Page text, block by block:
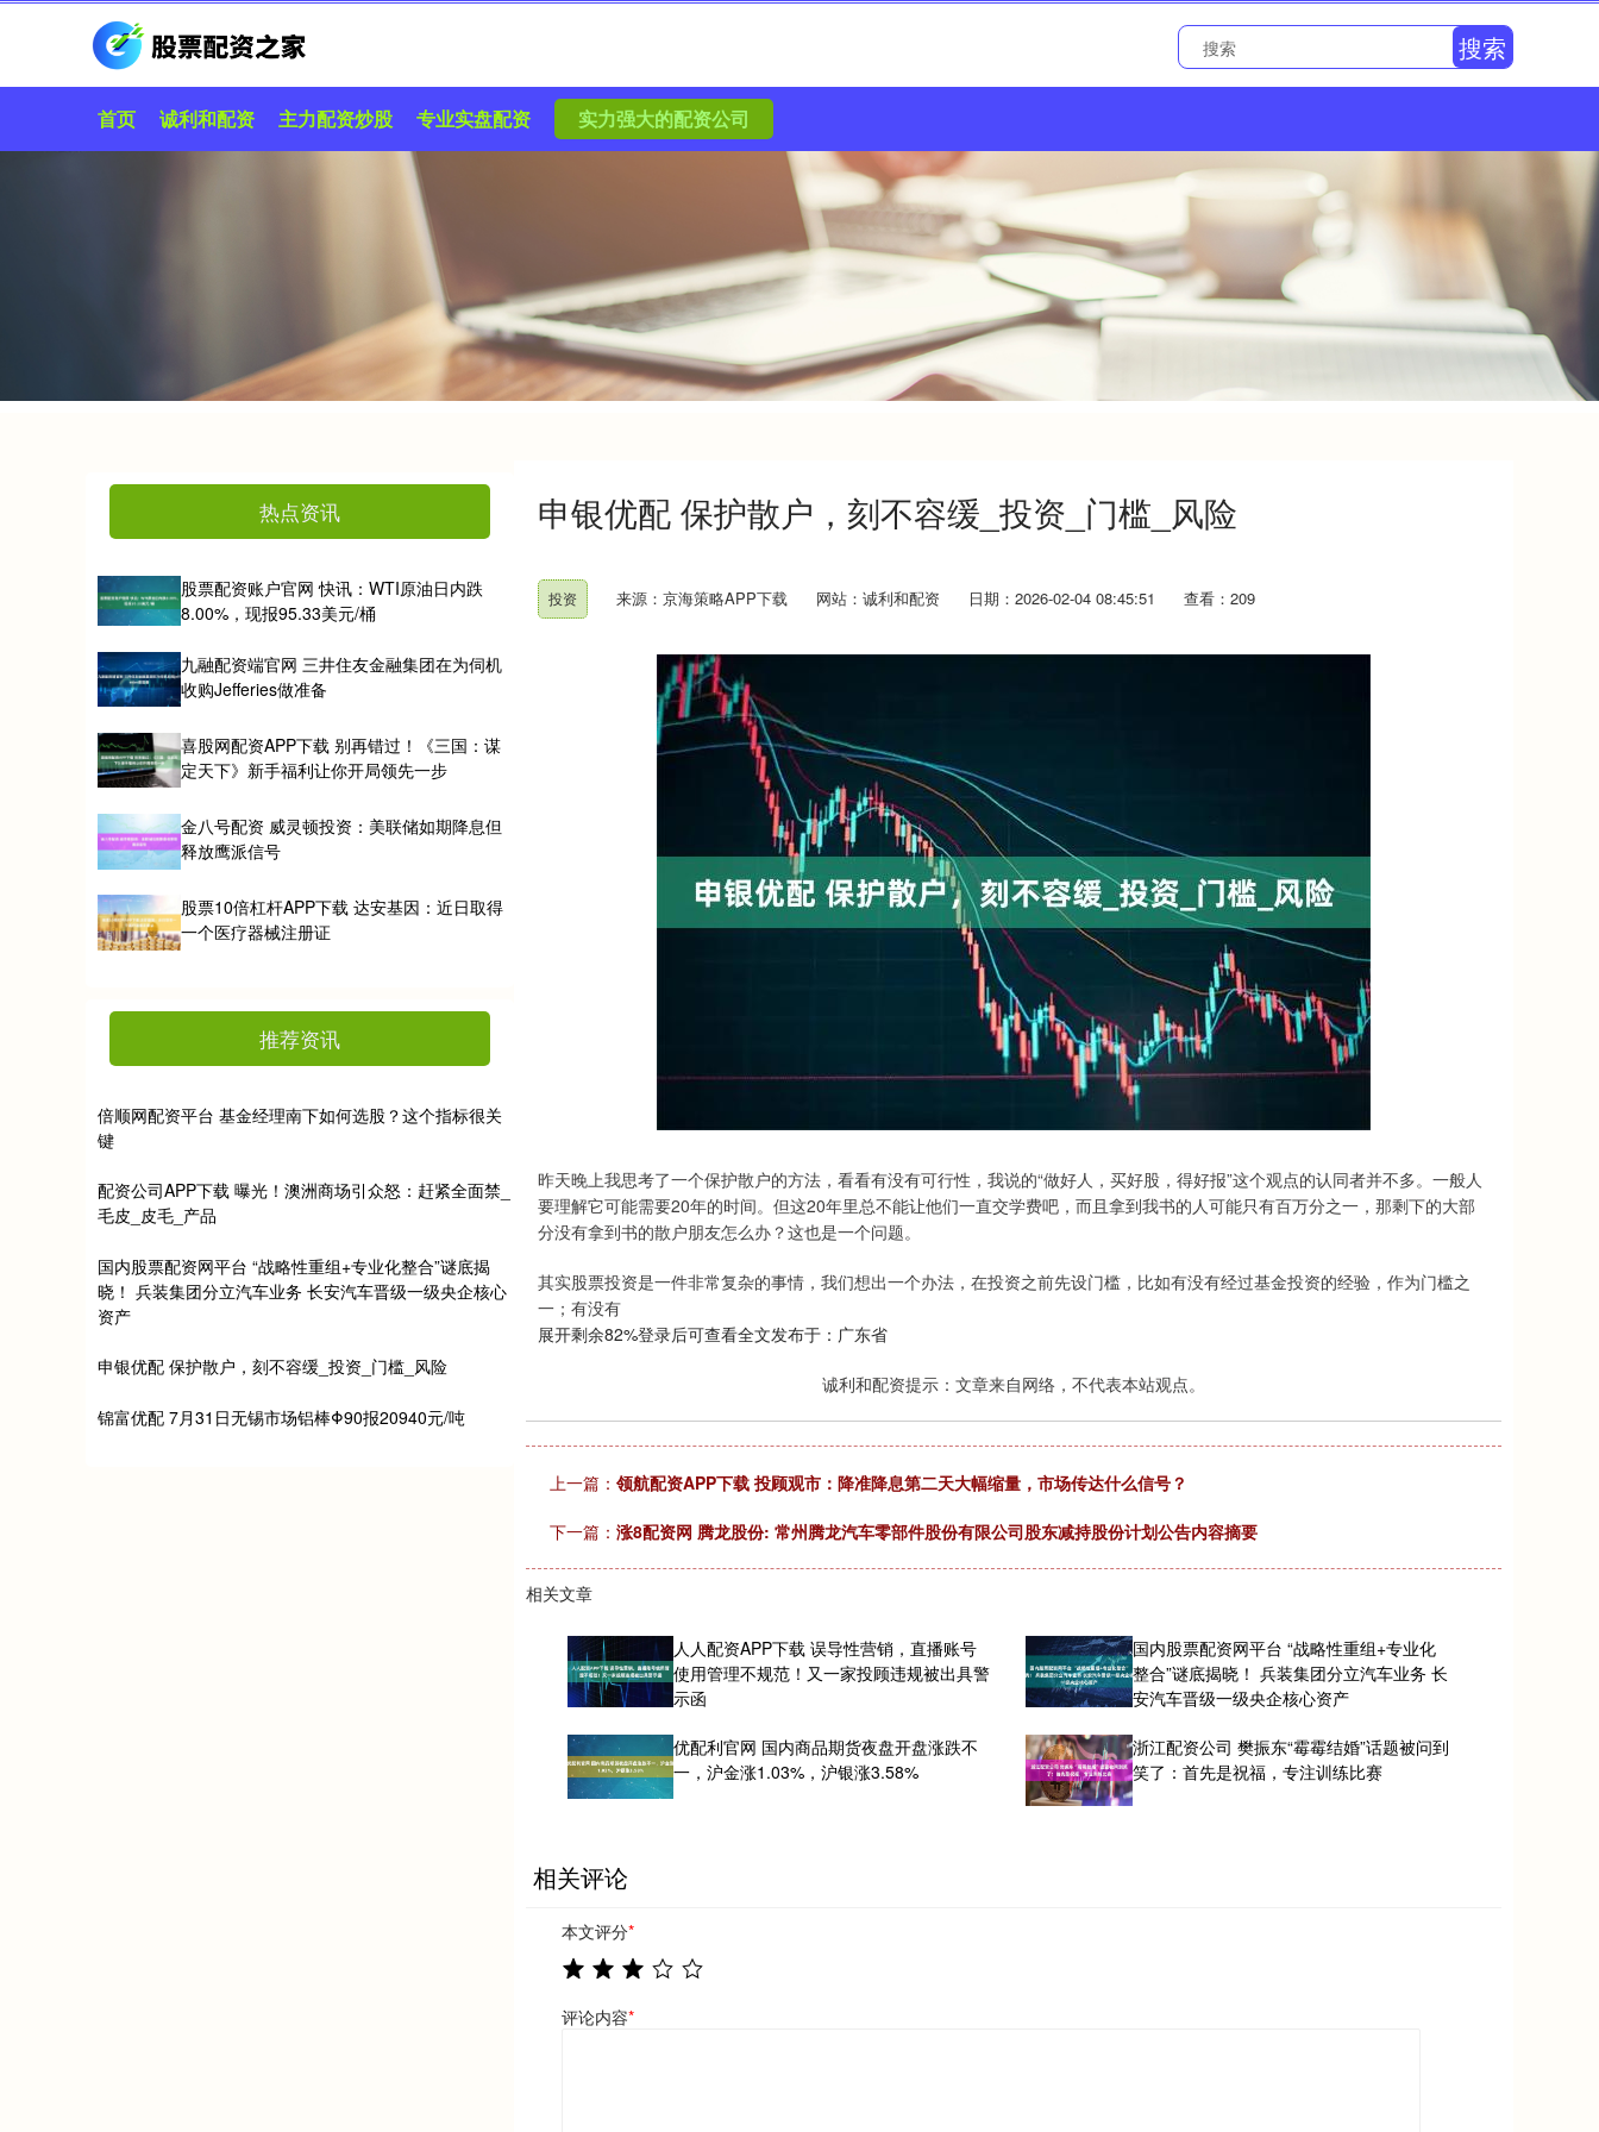
搜索
首页 诚利和配资 主力配资炒股 专业实盘配资 实力强大的配资公司
申银优配 保护散户，刻不容缓_投资_门槛_风险
投资 来源：京海策略APP下载 网站：诚利和配资 日期：2026-02-04 08:45:51 查看：209
昨天晚上我思考了一个保护散户的方法，看看有没有可行性，我说的“做好人，买好股，得好报”这个观点的认同者并不多。一般人
要理解它可能需要20年的时间。但这20年里总不能让他们一直交学费吧，而且拿到我书的人可能只有百万分之一，那剩下的大部
分没有拿到书的散户朋友怎么办？这也是一个问题。
其实股票投资是一件非常复杂的事情，我们想出一个办法，在投资之前先设门槛，比如有没有经过基金投资的经验，作为门槛之
一；有没有
展开剩余82%登录后可查看全文发布于：广东省
诚利和配资提示：文章来自网络，不代表本站观点。
上一篇： 领航配资APP下载 投顾观市：降准降息第二天大幅缩量，市场传达什么信号？
下一篇： 涨8配资网 腾龙股份: 常州腾龙汽车零部件股份有限公司股东减持股份计划公告内容摘要
相关文章
人人配资APP下载 误导性营销，直播账号
使用管理不规范！又一家投顾违规被出具警
示函
国内股票配资网平台 “战略性重组+专业化
整合”谜底揭晓！ 兵装集团分立汽车业务 长
安汽车晋级一级央企核心资产
优配利官网 国内商品期货夜盘开盘涨跌不
一，沪金涨1.03%，沪银涨3.58%
浙江配资公司 樊振东“霉霉结婚”话题被问到
笑了：首先是祝福，专注训练比赛
相关评论
本文评分*
评论内容*
热点资讯
股票配资账户官网 快讯：WTI原油日内跌
8.00%，现报95.33美元/桶
九融配资端官网 三井住友金融集团在为伺机
收购Jefferies做准备
喜股网配资APP下载 别再错过！《三国：谋
定天下》新手福利让你开局领先一步
金八号配资 威灵顿投资：美联储如期降息但
释放鹰派信号
股票10倍杠杆APP下载 达安基因：近日取得
一个医疗器械注册证
推荐资讯
倍顺网配资平台 基金经理南下如何选股？这个指标很关
键
配资公司APP下载 曝光！澳洲商场引众怒：赶紧全面禁_
毛皮_皮毛_产品
国内股票配资网平台 “战略性重组+专业化整合”谜底揭
晓！ 兵装集团分立汽车业务 长安汽车晋级一级央企核心
资产
申银优配 保护散户，刻不容缓_投资_门槛_风险
锦富优配 7月31日无锡市场铝棒Φ90报20940元/吨